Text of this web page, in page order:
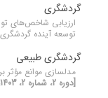
گردشگری
ارزیابی شاخص‌های
توسعه آینده
گردشگری طبیعی
مدلسازی موانع مؤثر
[دوره 2، شماره 2، 1403، صفحه 32-49]